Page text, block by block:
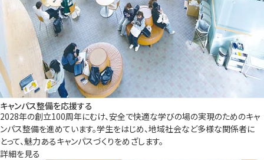
キャンパス整備を応援する
2028年の創立100周年にむけ、安全で快適な学びの場の実現のためのキャ
ンパス整備を進めています。学生をはじめ、地域社会など多様な関係者に
とって、魅力あるキャンパスづくりをめざします。
詳細を見る